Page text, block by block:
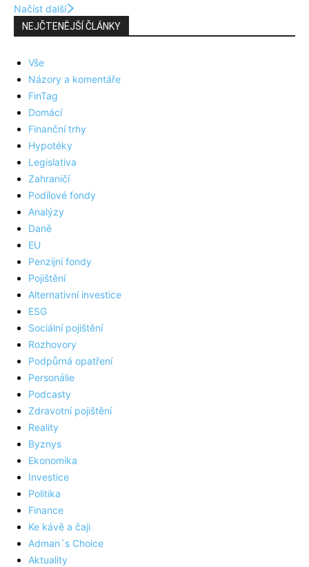
Načíst další
NEJČTENĚJŠÍ ČLÁNKY
Vše
Názory a komentáře
FinTag
Domácí
Finanční trhy
Hypotéky
Legislativa
Zahraničí
Podílové fondy
Analýzy
Daně
EU
Penzijní fondy
Pojištění
Alternativní investice
ESG
Sociální pojištění
Rozhovory
Podpůrná opatření
Personálie
Podcasty
Zdravotní pojištění
Reality
Byznys
Ekonomika
Investice
Politika
Finance
Ke kávě a čaji
Adman´s Choice
Aktuality